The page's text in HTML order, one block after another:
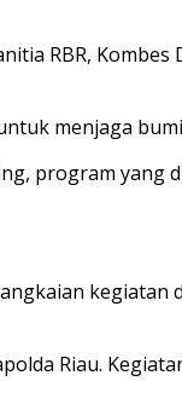
RBR, Kombes
menjaga
program yang
kegiatan
Riau.